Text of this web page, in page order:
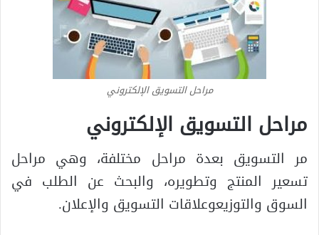
مراحل التسويق الإلكتروني
مراحل التسويق الإلكتروني
مر التسويق بعدة مراحل مختلفة، وهي مراحل
تسعير المنتج وتطويره، والبحث عن الطلب في
السوق والتوزيعوعلاقات التسويق والإعلان.